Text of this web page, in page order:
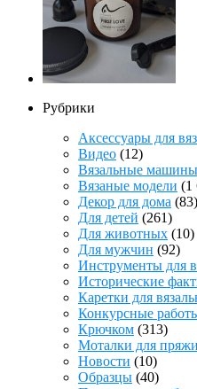
Рубрики
Аксессуары для
Видео (12)
Вязальные машины
Вязаные модели (1
Декор для дома (83)
Для детей (261)
Для животных (10)
Для мужчин (92)
Инструменты для
Исторические
Каретки для
Конкурсные
Крючком (313)
Моталки для пряжи
Новости (10)
Образцы (40)